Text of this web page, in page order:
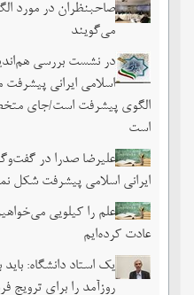
صاحبنظران در مورد
می‌گویند
در نشست بررسی
اسلامی ایرانی
است
علیرضا صدرا در
ایرانی اسلامی پیشرفت شکل
علم را کیلویی
عادت کرده‌ایم
یک استاد دانشگاه:
روزآمد را برای ترویج